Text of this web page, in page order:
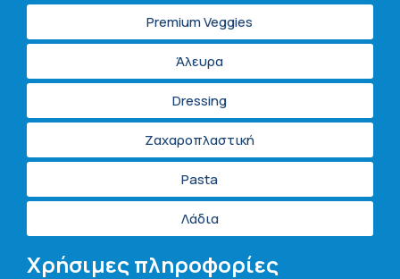
Premium Veggies
Άλευρα
Dressing
Ζαχαροπλαστική
Pasta
Λάδια
Χρήσιμες πληροφορίες